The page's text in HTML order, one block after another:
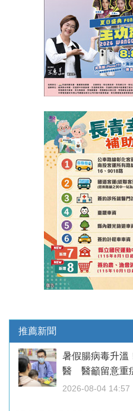
推薦新聞
暑假腸病毒升溫
醫 醫籲留意重
2026-08-04 14:57